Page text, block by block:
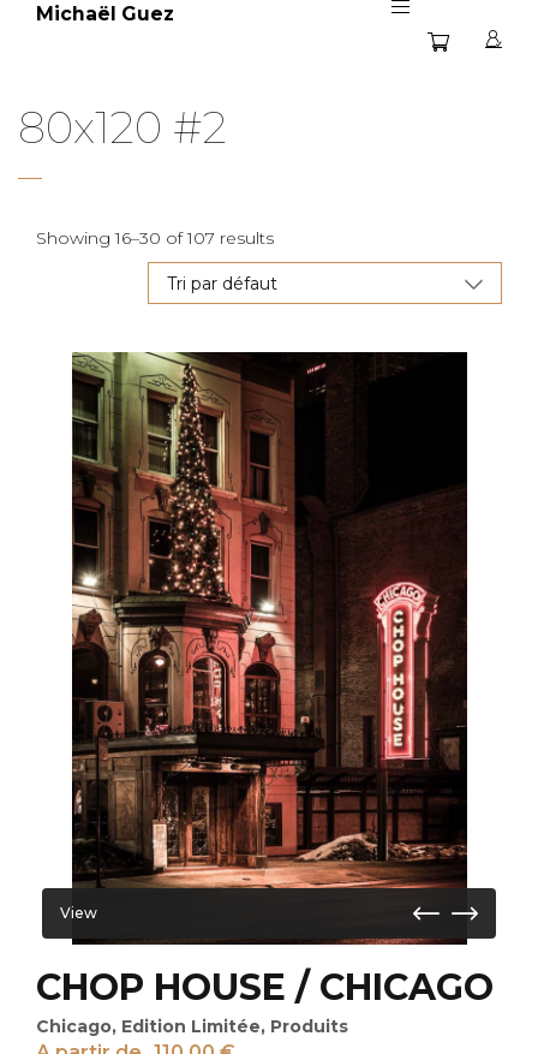
Michaël Guez
80x120 #2
Showing 16–30 of 107 results
View
CHOP HOUSE / CHICAGO
Chicago, Edition Limitée, Produits